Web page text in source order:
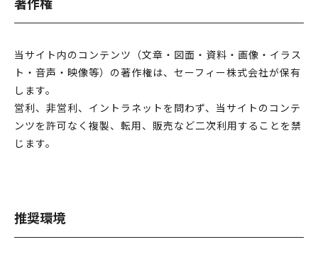
当サイト内のコンテンツ（文章・図面・資料・画像・イラス
ト・音声・映像等）の著作権は、セーフィー株式会社が保有
します。
営利、非営利、イントラネットを問わず、当サイトのコンテ
ンツを許可なく複製、転用、販売など二次利用することを禁
じます。
推奨環境